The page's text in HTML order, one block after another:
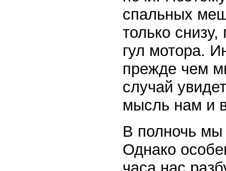
спальных
только
гул мотора.
прежде чем
случай
мысль нам и
В полночь мы
Однако